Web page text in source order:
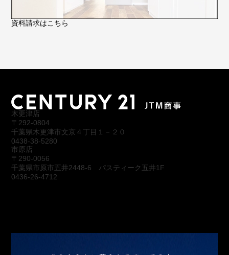
資料請求はこちら
木更津店
〒292-0804
千葉県木更津市文京４丁目１－２０
0438-38-5280
市原店
〒290-0056
千葉県市原市五井2448-6 パスティーク五井1F
0436-26-4712